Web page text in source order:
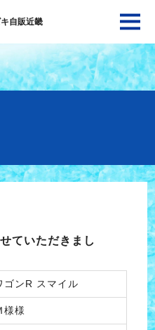
自販近畿
ていただきまし
ゴンR スマイル
様様